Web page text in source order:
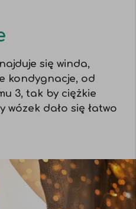
się winda,
kondygnacje, od
3, tak by ciężkie
dało się łatwo